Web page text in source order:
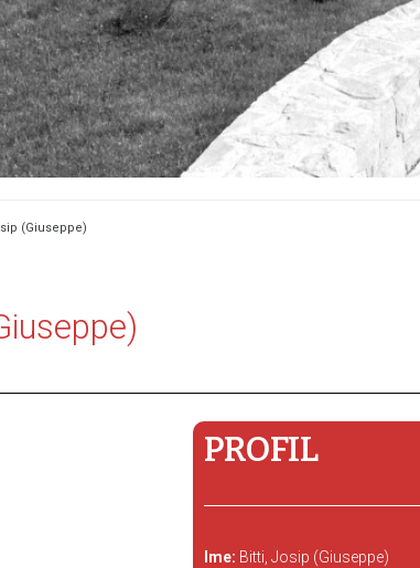
(Giuseppe)
PROFIL
Ime: Bitti, Josip (Giuseppe)